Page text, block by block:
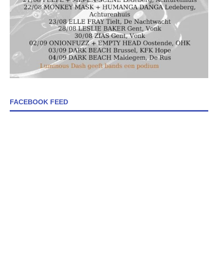
FACEBOOK FEED